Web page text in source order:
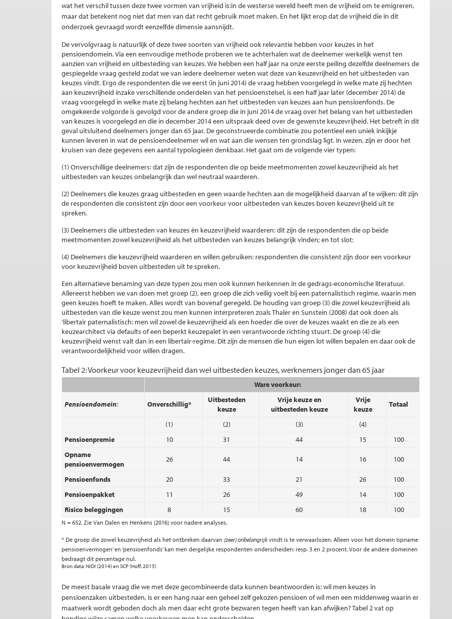
wat het verschil tussen deze twee vormen van vrijheid is:in de westerse wereld heeft men de vrijheid om te emigreren,
maar dat betekent nog niet dat men van dat recht gebruik moet maken. En het lijkt erop dat de vrijheid die in dit
onderzoek gevraagd wordt eenzelfde dimensie aansnijdt.
De vervolgvraag is natuurlijk of deze twee soorten van vrijheid ook relevantie hebben voor keuzes in het
pensioendomein. Via een eenvoudige methode proberen we te achterhalen wat de deelnemer werkelijk wenst ten
aanzien van vrijheid en uitbesteding van keuzes. We hebben een half jaar na onze eerste peiling dezelfde deelnemers de
gespiegelde vraag gesteld zodat we van iedere deelnemer weten wat deze van keuzevrijheid en het uitbesteden van
keuzes vindt. Ergo de respondenten die we eerst (in juni 2014) de vraag hebben voorgelegd in welke mate zij hechten
aan keuzevrijheid inzake verschillende onderdelen van het pensioenstelsel, is een half jaar later (december 2014) de
vraag voorgelegd in welke mate zij belang hechten aan het uitbesteden van keuzes aan hun pensioenfonds. De
omgekeerde volgorde is gevolgd voor de andere groep die in juni 2014 de vraag over het belang van het uitbesteden
van keuzes is voorgelegd en die in december 2014 een uitspraak deed over de gewenste keuzevrijheid. Het betreft in dit
geval uitsluitend deelnemers jonger dan 65 jaar. De geconstrueerde combinatie zou potentieel een uniek inkijkje
kunnen leveren in wat de pensioendeelnemer wil en wat aan die wensen ten grondslag ligt. In wezen, zijn er door het
kruisen van deze gegevens een aantal typologieën denkbaar. Het gaat om de volgende vier typen:
(1) Onverschillige deelnemers: dat zijn de respondenten die op beide meetmomenten zowel keuzevrijheid als het
uitbesteden van keuzes onbelangrijk dan wel neutraal waarderen.
(2) Deelnemers die keuzes graag uitbesteden en geen waarde hechten aan de mogelijkheid daarvan af te wijken: dit zijn
de respondenten die consistent zijn door een voorkeur voor uitbesteden van keuzes boven keuzevrijheid uit te
spreken.
(3) Deelnemers die uitbesteden van keuzes én keuzevrijheid waarderen: dit zijn de respondenten die op beide
meetmomenten zowel keuzevrijheid als het uitbesteden van keuzes belangrijk vinden; en tot slot:
(4) Deelnemers die keuzevrijheid waarderen en willen gebruiken: respondenten die consistent zijn door een voorkeur
voor keuzevrijheid boven uitbesteden uit te spreken.
Een alternatieve benaming van deze typen zou men ook kunnen herkennen in de gedrags-economische literatuur.
Allereerst hebben we van doen met groep (2), een groep die zich veilig voelt bij een paternalistisch regime, waarin men
geen keuzes hoeft te maken. Alles wordt van bovenaf geregeld. De houding van groep (3) die zowel keuzevrijheid als
uitbesteden van die keuze wenst zou men kunnen interpreteren zoals Thaler en Sunstein (2008) dat ook doen als
‘libertair paternalistisch: men wil zowel de keuzevrijheid als een hoeder die over de keuzes waakt en die ze als een
keuzearchitect via defaults of een beperkt keuzepalet in een verantwoorde richting stuurt. De groep (4) die
keuzevrijheid wenst valt dan in een libertair-regime. Dit zijn de mensen die hun eigen lot willen bepalen en daar ook de
verantwoordelijkheid voor willen dragen.
Tabel 2: Voorkeur voor keuzevrijheid dan wel uitbesteden keuzes, werknemers jonger dan 65 jaar
Ware voorkeur:
Pensioendomein: Onverschillig*
Uitbesteden
keuze
Vrije keuze en
uitbesteden keuze
Vrije
keuze
Totaal
(1) (2) (3)
(4)
Pensioenpremie
10 31 44 15
100
Opname
pensioenvermogen
26 44 14 16 100
Pensioenfonds 20 33 21 26
100
Pensioenpakket
11 26 49 14
100
Risico beleggingen
8 15 60 18 100
N = 652. Zie Van Dalen en Henkens (2016) voor nadere analyses.
* De groep die zowel keuzevrijheid als het ontbreken daarvan (zeer) onbelangrijkvindt is te verwaarlozen. Alleen voor het domein ‘opname
pensioenvermogen’ en ‘pensioenfonds’ kan men dergelijke respondenten onderscheiden: resp. 3 en 2 procent. Voor de andere domeinen
bedraagt dit percentage nul.
Bron data: NIDI (2014) en SCP (Hoff, 2015)
De meest basale vraag die we met deze gecombineerde data kunnen beantwoorden is: wil men keuzes in
pensioenzaken uitbesteden, is er een hang naar een geheel zelf gekozen pensioen of wil men een middenweg waarin er
maatwerk wordt geboden doch als men daar echt grote bezwaren tegen heeft van kan afwijken? Tabel 2 vat op